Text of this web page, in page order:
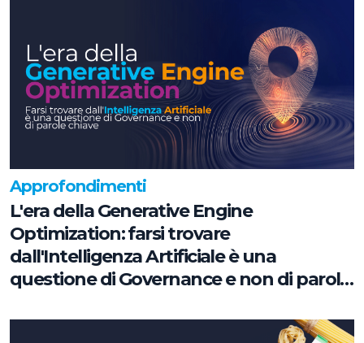
Approfondimenti
L'era della Generative Engine
Optimization: farsi trovare
dall'Intelligenza Artificiale è una
questione di Governance e non di parole